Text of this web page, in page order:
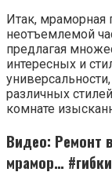
Итак, мраморная
неотъемлемой
предлагая
интересных и
различных
комнате
Видео: Ремонт
мрамор…